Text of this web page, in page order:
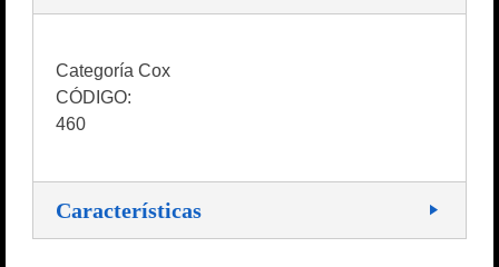
Categoría Cox
CÓDIGO:
460
Características